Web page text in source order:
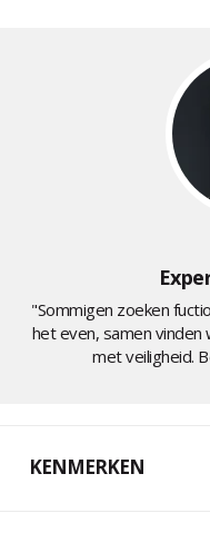
"Sommigen zoeken
het even, samen
met veiligheid.
KENMERKEN